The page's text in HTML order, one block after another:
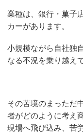
業種は、銀行・菓子
カーがあります。
小規模ながら自社独
なる不況を乗り越え
その苦境のまっただ
者がどのように考え
現場へ飛び込み、苦